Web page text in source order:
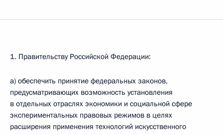
1. Правительству Российской Федерации:
а) обеспечить принятие федеральных законов,
предусматривающих возможность установления
в отдельных отраслях экономики и социальной сфере
экспериментальных правовых режимов в целях
расширения применения технологий искусственного